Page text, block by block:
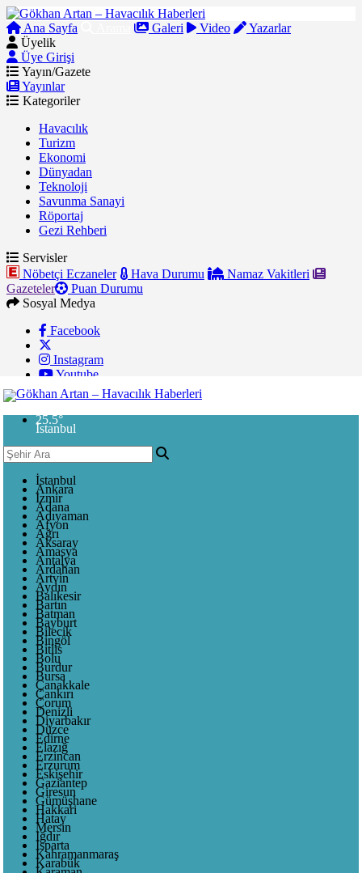
Ana Sayfa Galeri Video
Yazarlar
Üyelik
Üye Girişi
Yayın/Gazete
Yayınlar
Kategoriler
Havacılık
Turizm
Ekonomi
Dünyadan
Teknoloji
Savunma Sanayi
Röportaj
Gezi Rehberi
Servisler
Nöbetçi Eczaneler
Hava Durumu
Namaz Vakitleri
Gazeteler
Puan Durumu
Sosyal Medya
Facebook
Instagram
Youtube
25.5°
İstanbul
İstanbul
Ankara
İzmir
Adana
Adıyaman
Afyon
Ağrı
Aksaray
Amasya
Antalya
Ardahan
Artvin
Aydın
Balıkesir
Bartın
Batman
Bayburt
Bilecik
Bingöl
Bitlis
Bolu
Burdur
Bursa
Çanakkale
Çankırı
Çorum
Denizli
Diyarbakır
Düzce
Edirne
Elazığ
Erzincan
Erzurum
Eskişehir
Gaziantep
Giresun
Gümüşhane
Hakkari
Hatay
Mersin
Iğdır
Isparta
Kahramanmaraş
Karabük